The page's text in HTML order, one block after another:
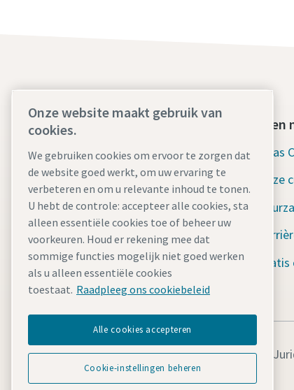
Vind wat u zoekt
Verhuurvloot
Industrieën
Waarom Rental?
Nieuws en verhalen
Bronnen
ISO-certificering
Atlas
Onze
Onze website maakt gebruik van
cookies.
We gebruiken cookies om ervoor te zorgen dat
de website goed werkt, om uw ervaring te
verbeteren en om u relevante inhoud te tonen.
U hebt de controle: accepteer alle cookies, sta
alleen essentiële cookies toe of beheer uw
voorkeuren. Houd er rekening mee dat
sommige functies mogelijk niet goed werken
als u alleen essentiële cookies
toestaat. Raadpleeg ons cookiebeleid
Alle cookies accepteren
Cookie-instellingen beheren